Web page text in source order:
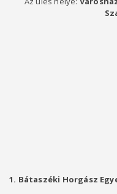
1. Bátaszéki Horgász